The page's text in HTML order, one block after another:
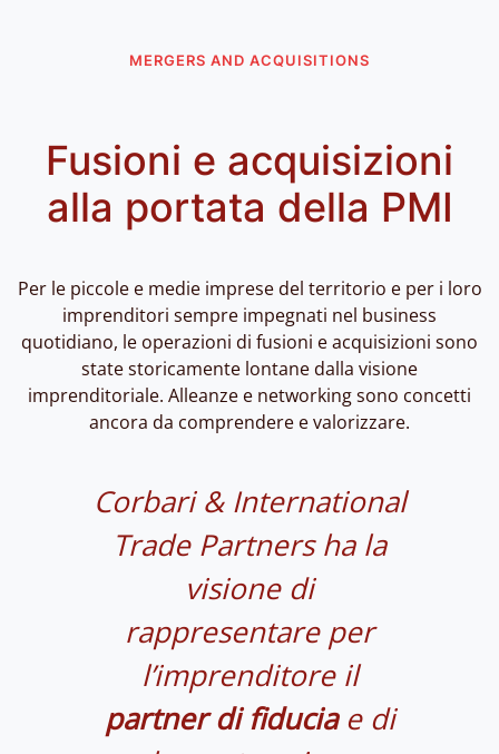
MERGERS AND ACQUISITIONS
Fusioni e acquisizioni
alla portata della PMI
Per le piccole e medie imprese del territorio e per i loro
imprenditori sempre impegnati nel business
quotidiano, le operazioni di fusioni e acquisizioni sono
state storicamente lontane dalla visione
imprenditoriale. Alleanze e networking sono concetti
ancora da comprendere e valorizzare.
Corbari & International
Trade Partners ha la
visione di
rappresentare per
l’imprenditore il
partner di fiduciae di